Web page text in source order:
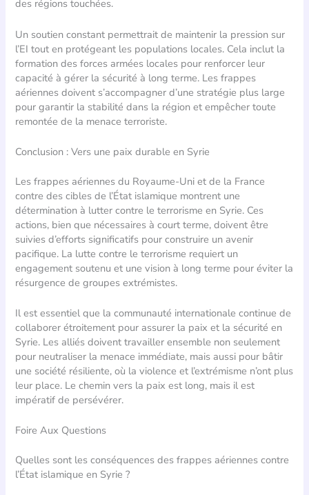
des régions touchées.
Un soutien constant permettrait de maintenir la pression sur
l’EI tout en protégeant les populations locales. Cela inclut la
formation des forces armées locales pour renforcer leur
capacité à gérer la sécurité à long terme. Les frappes
aériennes doivent s’accompagner d’une stratégie plus large
pour garantir la stabilité dans la région et empêcher toute
remontée de la menace terroriste.
Conclusion : Vers une paix durable en Syrie
Les frappes aériennes du Royaume-Uni et de la France
contre des cibles de l’État islamique montrent une
détermination à lutter contre le terrorisme en Syrie. Ces
actions, bien que nécessaires à court terme, doivent être
suivies d’efforts significatifs pour construire un avenir
pacifique. La lutte contre le terrorisme requiert un
engagement soutenu et une vision à long terme pour éviter la
résurgence de groupes extrémistes.
Il est essentiel que la communauté internationale continue de
collaborer étroitement pour assurer la paix et la sécurité en
Syrie. Les alliés doivent travailler ensemble non seulement
pour neutraliser la menace immédiate, mais aussi pour bâtir
une société résiliente, où la violence et l’extrémisme n’ont plus
leur place. Le chemin vers la paix est long, mais il est
impératif de persévérer.
Foire Aux Questions
Quelles sont les conséquences des frappes aériennes contre
l’État islamique en Syrie ?